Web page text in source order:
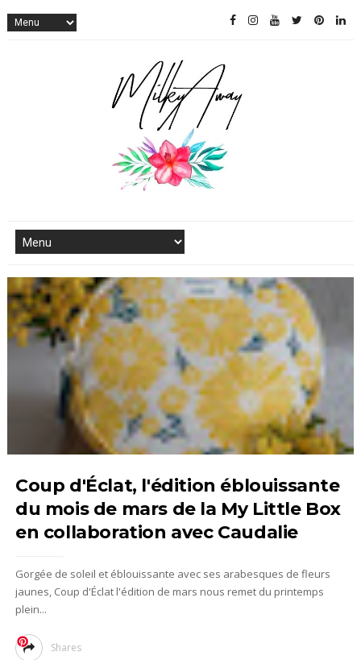
Coup d'Éclat, l'édition éblouissante
du mois de mars de la My Little Box
en collaboration avec Caudalie
Gorgée de soleil et éblouissante avec ses arabesques de fleurs
jaunes, Coup d'Éclat l'édition de mars nous remet du printemps
plein...
Shares